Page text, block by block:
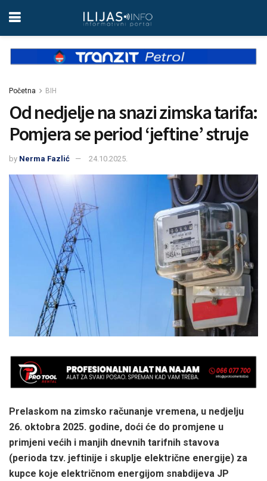
Početna BIH
Od nedjelje na snazi zimska tarifa:
Pomjera se period ‘jeftine’ struje
by Nerma Fazlić 24.10.2025.
Prelaskom na zimsko računanje vremena, u nedjelju
26. oktobra 2025. godine, doći će do promjene u
primjeni većih i manjih dnevnih tarifnih stavova
(perioda tzv. jeftinije i skuplje električne energije) za
kupce koje električnom energijom snabdijeva JP